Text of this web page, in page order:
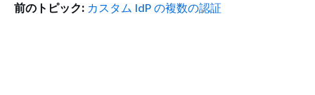
前のトピック: カスタム IdP の複数の認証